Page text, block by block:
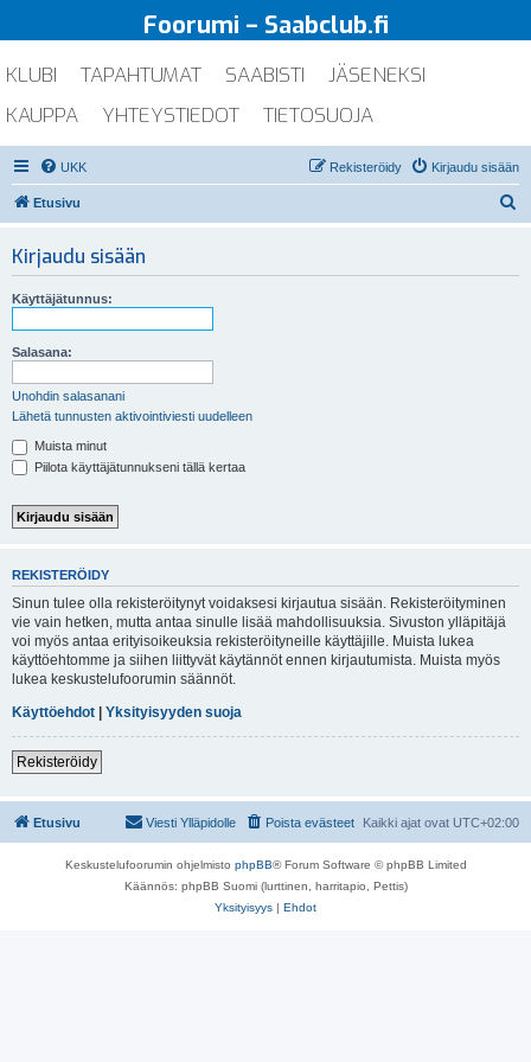
Foorumi – Saabclub.fi
KLUBI TAPAHTUMAT SAABISTI
JÄSENEKSI
KAUPPA
YHTEYSTIEDOT TIETOSUOJA
UKK Kirjaudu sisään
Rekisteröidy
Etusivu
Kirjaudu sisään
Käyttäjätunnus:
Salasana:
Unohdin salasanani
Lähetä tunnusten aktivointiviesti uudelleen
Muista minut
Piilota käyttäjätunnukseni tällä kertaa
REKISTERÖIDY
Sinun tulee olla rekisteröitynyt voidaksesi kirjautua sisään. Rekisteröityminen
vie vain hetken, mutta antaa sinulle lisää mahdollisuuksia. Sivuston ylläpitäjä
voi myös antaa erityisoikeuksia rekisteröityneille käyttäjille. Muista lukea
käyttöehtomme ja siihen liittyvät käytännöt ennen kirjautumista. Muista myös
lukea keskustelufoorumin säännöt.
Käyttöehdot | Yksityisyyden suoja
Rekisteröidy
Etusivu Kaikki ajat ovat UTC+02:00
Poista evästeet
Viesti Ylläpidolle
Keskustelufoorumin ohjelmisto phpBB® Forum Software © phpBB Limited
Käännös: phpBB Suomi (lurttinen, harritapio, Pettis)
Yksityisyys | Ehdot